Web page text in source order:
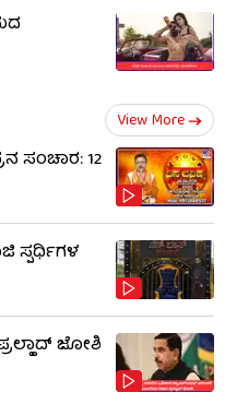
View More
ಸಂಚಾರ: 12
​​ಸ್ಪರ್ಧಿಗಳ
ಜೋಶಿ